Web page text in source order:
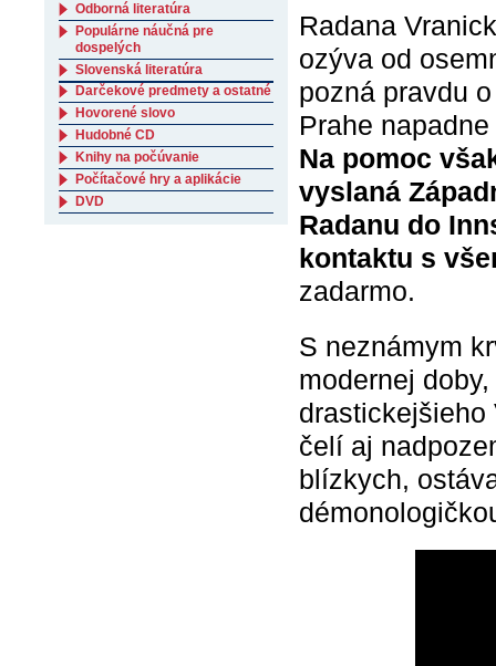
Radana
ozýva od
pozná pravdu
Prahe
Na pomoc
vyslaná
Radanu do
kontaktu s
zadarmo.
S neznámym
modernej
drastickejšieho
čelí aj
blízkych,
Odborná literatúra
Populárne náučná pre
dospelých
Slovenská literatúra
Darčekové predmety a ostatné
Hovorené slovo
Hudobné CD
Knihy na počúvanie
Počítačové hry a aplikácie
DVD